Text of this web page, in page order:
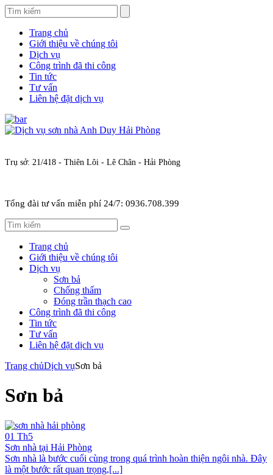
Trang chủ
Giới thiệu về chúng tôi
Dịch vụ
Công trình đã thi công
Tin tức
Tư vấn
Liên hệ đặt dịch vụ
Trụ sở: 21/418 - Thiên Lôi - Lê Chân - Hải Phòng
Tổng đài tư vấn miễn phí 24/7: 0936.708.399
Trang chủ
Giới thiệu về chúng tôi
Dịch vụ
Sơn bả
Chống thấm
Đóng trần thạch cao
Công trình đã thi công
Tin tức
Tư vấn
Liên hệ đặt dịch vụ
Trang chủDịch vụSơn bả
Sơn bả
01 Th5
Sơn nhà tại Hải Phòng
Sơn nhà là bước cuối cùng trong quá trình hoàn thiện ngôi nhà. Đây
là một bước rất quan trọng,[...]